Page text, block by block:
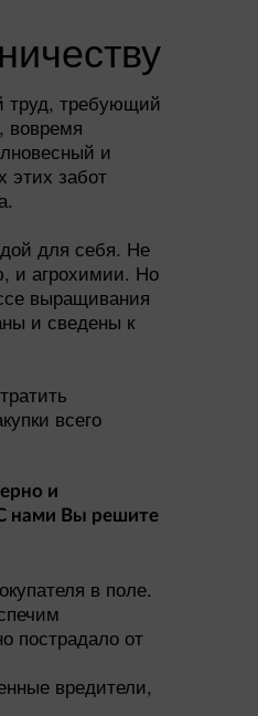
труд, требующий
вовремя
и
этих забот
для себя. Не
и агрохимии. Но
выращивания
и сведены к
всего
и
нами Вы решите
в поле.
пострадало от
вредители,